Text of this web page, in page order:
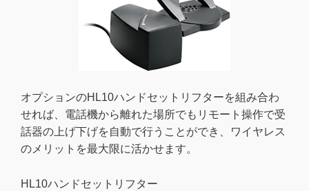
オプションのHL10ハンドセットリフターを組み合わ
せれば、電話機から離れた場所でもリモート操作で受
話器の上げ下げを自動で行うことができ、ワイヤレス
のメリットを最大限に活かせます。
HL10ハンドセットリフター